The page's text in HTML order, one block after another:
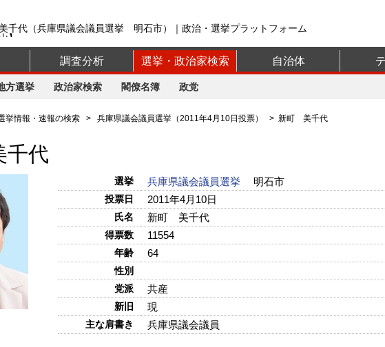
千代（兵庫県議会議員選挙 明石市）｜政治・選挙プラットフォーム
】
調査分析 選挙・政治家検索 自治体
方選挙 政治家検索 閣僚名簿 政党
挙情報・速報の検索 > 兵庫県議会議員選挙（2011年4月10日投票） > 新町 美千代
代
選挙 兵庫県議会議員選挙 明石市
投票日 2011年4月10日
氏名 新町 美千代
得票数 11554
年齢 64
性別
党派
共産
新旧 現
主な肩書き 兵庫県議会議員